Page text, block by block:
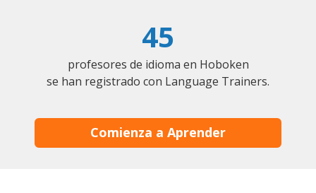
45
profesores de idioma en Hoboken
se han registrado con Language Trainers.
Comienza a Aprender